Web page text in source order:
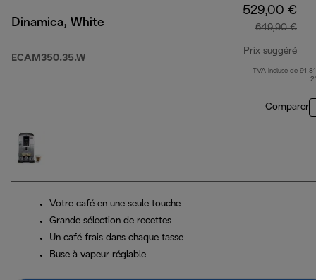
Dinamica, White
ECAM350.35.W
529,00 €
649,90 €
Prix suggéré
TVA incluse de
Comparer
Votre café en une seule touche
Grande sélection de recettes
Un café frais dans chaque tasse
Buse à vapeur réglable